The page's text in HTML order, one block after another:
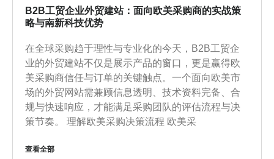
B2B工贸企业外贸建站：面向欧美采购商的实战策
略与南新科技优势
在全球采购趋于理性与专业化的今天，B2B工贸企
业的外贸建站不仅是展示产品的窗口，更是赢得欧
美采购商信任与订单的关键触点。一个面向欧美市
场的外贸网站需兼顾信息透明、技术资料完备、合
规与快速响应，才能满足采购团队的评估流程与决
策节奏。 理解欧美采购决策流程 欧美采
查看全部